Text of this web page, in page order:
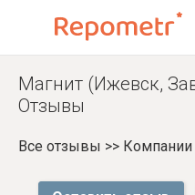
Магнит (Ижевск,
Отзывы
Все отзывы >> Компании